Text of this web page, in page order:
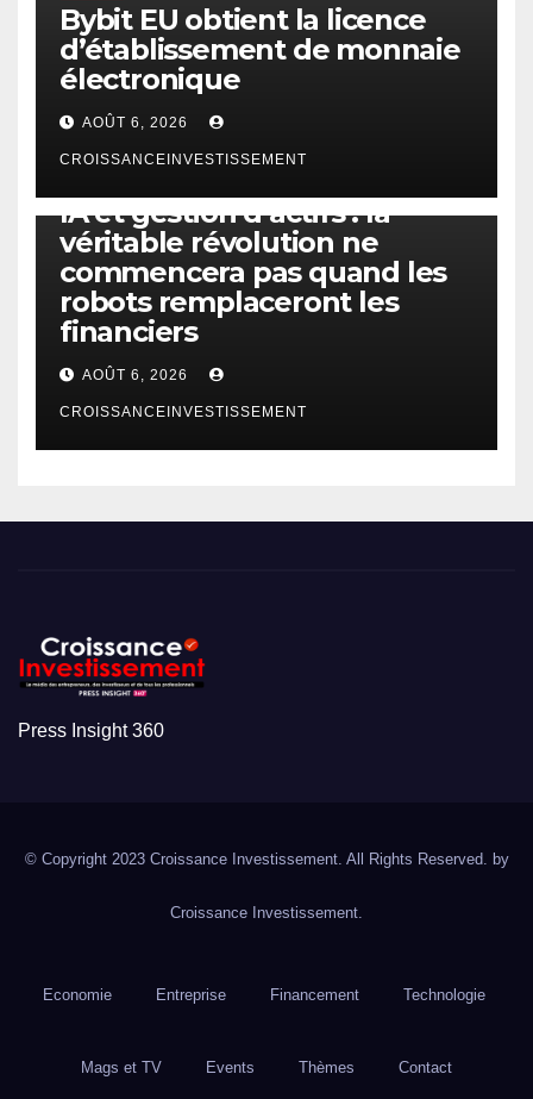
Bybit EU obtient la licence
d’établissement de monnaie
électronique
AOÛT 6, 2026
CROISSANCEINVESTISSEMENT
IA et gestion d’actifs : la
véritable révolution ne
commencera pas quand les
robots remplaceront les
financiers
AOÛT 6, 2026
CROISSANCEINVESTISSEMENT
Press Insight 360
© Copyright 2023 Croissance Investissement. All Rights Reserved. by
Croissance Investissement.
Economie Entreprise Financement Technologie
Mags et TV Events Thèmes Contact